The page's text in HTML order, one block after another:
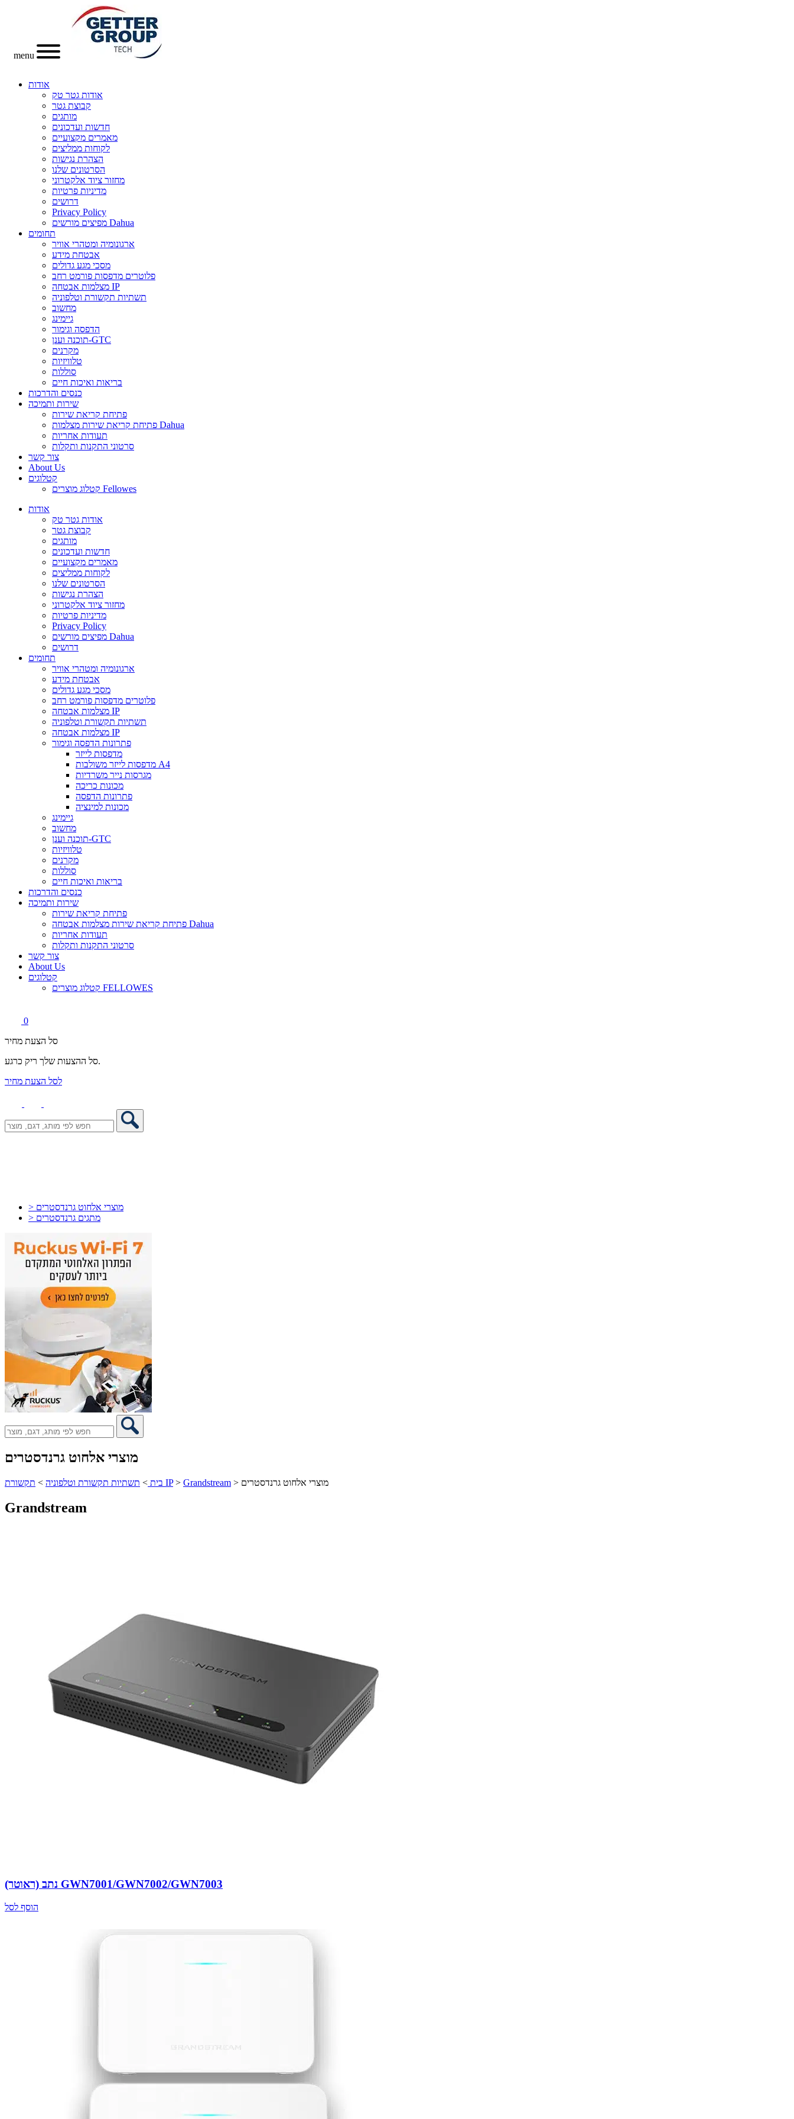
menu
אודות
אודות גטר טק
קבוצת גטר
מותגים
חדשות ועדכונים
מאמרים מקצועיים
לקוחות ממליצים
הצהרת נגישות
הסרטונים שלנו
מחזור ציוד אלקטרוני
מדיניות פרטיות
דרושים
Privacy Policy
מפיצים מורשים Dahua
תחומים
ארגונומיה ומטהרי אוויר
אבטחת מידע
מסכי מגע גדולים
פלוטרים מדפסות פורמט רחב
מצלמות אבטחה IP
תשתיות תקשורת וטלפוניה
מחשוב
גיימינג
הדפסה וגימור
תוכנה וענן-GTC
מקרנים
טלוויזיות
סוללות
בריאות ואיכות חיים
כנסים והדרכות
שירות ותמיכה
פתיחת קריאת שירות
פתיחת קריאת שירות מצלמות Dahua
תעודות אחריות
סרטוני התקנות ותקלות
צור קשר
About Us
קטלוגים
קטלוג מוצרים Fellowes
אודות
אודות גטר טק
קבוצת גטר
מותגים
חדשות ועדכונים
מאמרים מקצועיים
לקוחות ממליצים
הסרטונים שלנו
הצהרת נגישות
מחזור ציוד אלקטרוני
מדיניות פרטיות
Privacy Policy
מפיצים מורשים Dahua
דרושים
תחומים
ארגונומיה ומטהרי אוויר
אבטחת מידע
מסכי מגע גדולים
פלוטרים מדפסות פורמט רחב
מצלמות אבטחה IP
תשתיות תקשורת וטלפוניה
מצלמות אבטחה IP
פתרונות הדפסה וגימור
מדפסות לייזר
מדפסות לייזר משולבות A4
מגרסות נייר משרדיות
מכונות כריכה
פתרונות הדפסה
מכונות למינציה
גיימינג
מחשוב
תוכנה וענן-GTC
טלוויזיות
מקרנים
סוללות
בריאות ואיכות חיים
כנסים והדרכות
שירות ותמיכה
פתיחת קריאת שירות
פתיחת קריאת שירות מצלמות אבטחה Dahua
תעודות אחריות
סרטוני התקנות ותקלות
צור קשר
About Us
קטלוגים
קטלוג מוצרים FELLOWES
0
סל הצעת מחיר
סל ההצעות שלך ריק כרגע.
לסל הצעת מחיר
> מוצרי אלחוט גרנדסטרים
> מתגים גרנדסטרים
מוצרי אלחוט גרנדסטרים
בית > תשתיות תקשורת וטלפוניה > תקשורת IP> Grandstream > מוצרי אלחוט גרנדסטרים
Grandstream
נתב (ראוטר) GWN7001/GWN7002/GWN7003
הוסף לסל